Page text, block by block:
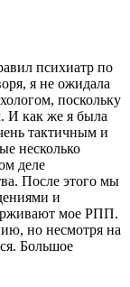
психиатр по
я не ожидала
поскольку
И как же я была
тактичным и
несколько
деле
После этого мы
и
мое РПП.
но несмотря на
Большое